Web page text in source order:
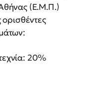
(Ε.Μ.Π.)
20%